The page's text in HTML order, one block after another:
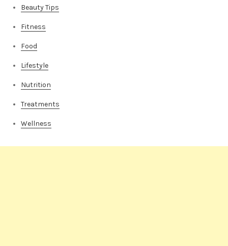
Beauty Tips
Fitness
Food
Lifestyle
Nutrition
Treatments
Wellness